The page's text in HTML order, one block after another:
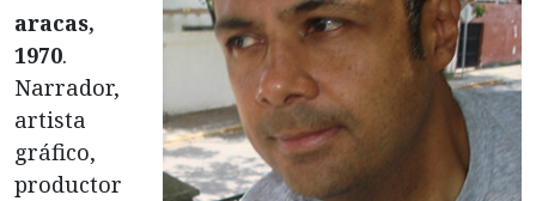
aracas,
1970.
Narrador,
artista
gráfico,
productor